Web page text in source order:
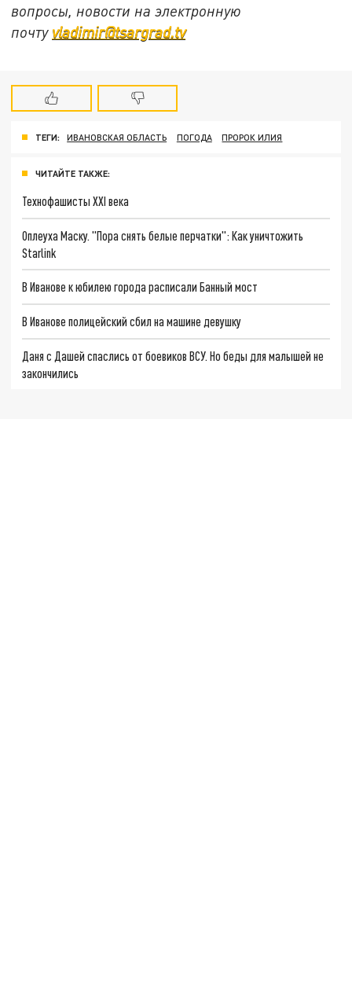
вопросы, новости на электронную
почту vladimir@tsargrad.tv
ТЕГИ: ИВАНОВСКАЯ ОБЛАСТЬ ПОГОДА ПРОРОК ИЛИЯ
ЧИТАЙТЕ ТАКЖЕ:
Технофашисты XXI века
Оплеуха Маску. "Пора снять белые перчатки": Как уничтожить
Starlink
В Иванове к юбилею города расписали Банный мост
В Иванове полицейский сбил на машине девушку
Даня с Дашей спаслись от боевиков ВСУ. Но беды для малышей не
закончились